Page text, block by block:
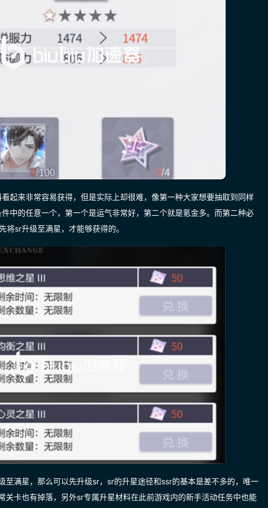
起来非常容易获得，但是实际上却很难，像第一种大家想要抽取到同样
中的任意一个，第一个是运气非常好，第二个就是氪金多。而第二种必
将sr升级至满星，才能够获得的。
至满星，那么可以先升级sr，sr的升星途径和ssr的基本是差不多的，唯一
关卡也有掉落，另外sr专属升星材料在此前游戏内的新手活动任务中也能